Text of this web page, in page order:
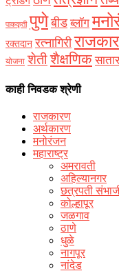
पाककृती पुणे बीड ब्लॉग
रक्‍तदान रत्नागिरी
योजना शेतीशैक्षणिक
काही निवडक श्रेणी
राजकारण
अर्थकारण
मनोरंजन
महाराष्ट्र
अमरावती
अहिल्यानगर
छत्रपती
कोल्हापूर
जळगाव
ठाणे
धुळे
नागपूर
नांदेड